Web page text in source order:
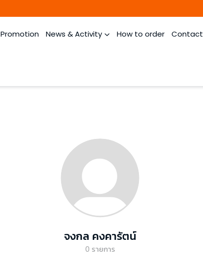
Promotion News & Activity How to order Contact
จงกล คงคารัตน์
0 รายการ